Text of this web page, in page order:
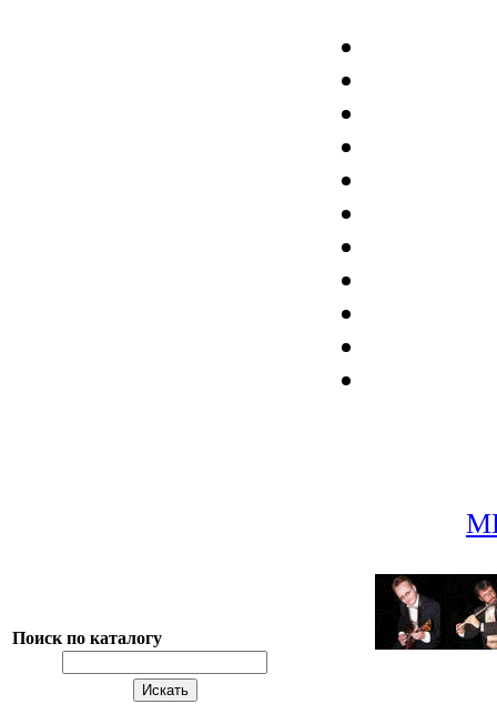
Поиск по каталогу